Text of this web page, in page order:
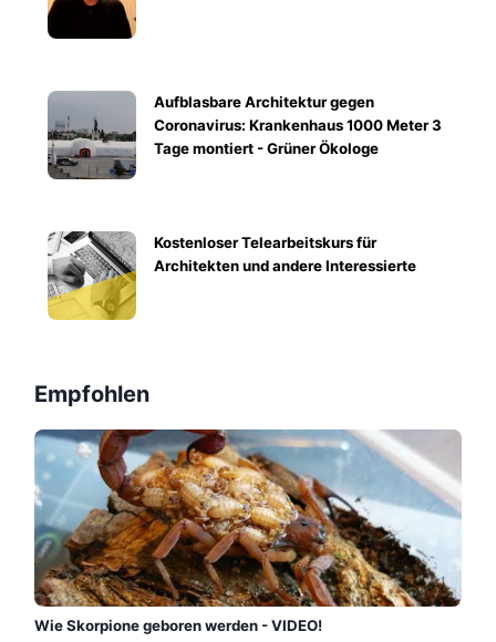
Aufblasbare Architektur gegen
Coronavirus: Krankenhaus 1000 Meter 3
Tage montiert - Grüner Ökologe
Kostenloser Telearbeitskurs für
Architekten und andere Interessierte
Empfohlen
Wie Skorpione geboren werden - VIDEO!